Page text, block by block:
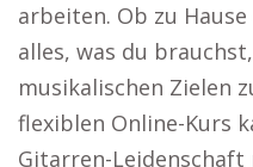
arbeiten. Ob zu
alles, was du
musikalischen Zielen
flexiblen Online-Kurs
Gitarren-